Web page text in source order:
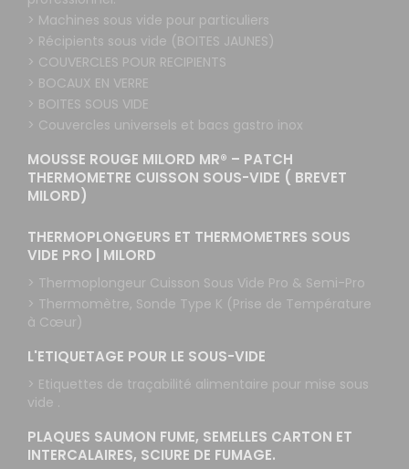
> Machines sous vide pour particuliers
> Récipients sous vide (BOITES JAUNES)
> COUVERCLES POUR RECIPIENTS
> BOCAUX EN VERRE
> BOITES SOUS VIDE
> Couvercles universels et bacs gastro inox
MOUSSE ROUGE MILORD MR® – PATCH
THERMOMETRE CUISSON SOUS-VIDE ( BREVET
MILORD)
THERMOPLONGEURS ET THERMOMETRES SOUS
VIDE PRO | MILORD
> Thermoplongeur Cuisson Sous Vide Pro & Semi-Pro
> Thermomètre, Sonde Type K (Prise de Température
à Cœur)
L'ETIQUETAGE POUR LE SOUS-VIDE
> Etiquettes de traçabilité alimentaire pour mise sous
vide .
PLAQUES SAUMON FUME, SEMELLES CARTON ET
INTERCALAIRES, SCIURE DE FUMAGE.